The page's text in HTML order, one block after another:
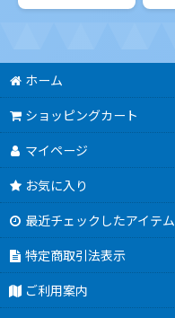
ホーム
ショッピングカート
マイページ
お気に入り
最近チェックしたアイテム
特定商取引法表示
ご利用案内